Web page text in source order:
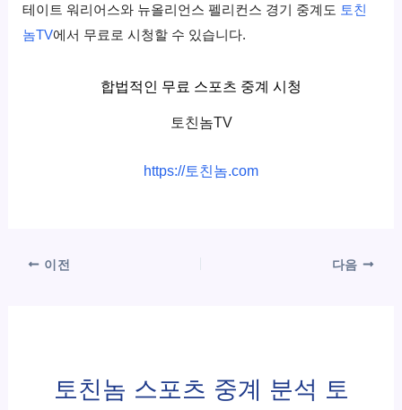
테이트 워리어스와 뉴올리언스펠리컨스 경기 중계도 토친
놈TV에서 무료로 시청할 수 있습니다.
합법적인 무료 스포츠 중계 시청
토친놈TV
https://토친놈.com
이전 다음
토친놈 스포츠 중계 분석 토